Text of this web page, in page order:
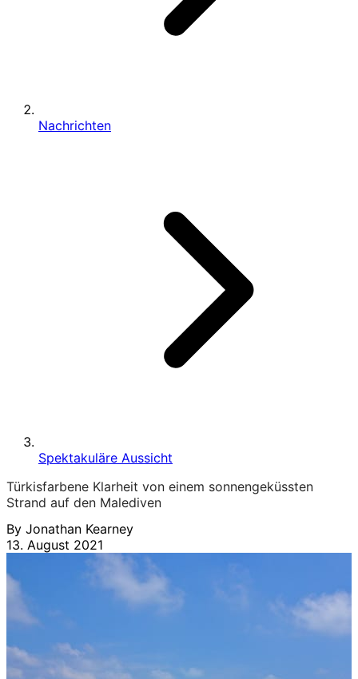
Nachrichten
Spektakuläre Aussicht
Türkisfarbene Klarheit von einem sonnengeküssten
Strand auf den Malediven
By Jonathan Kearney
13. August 2021